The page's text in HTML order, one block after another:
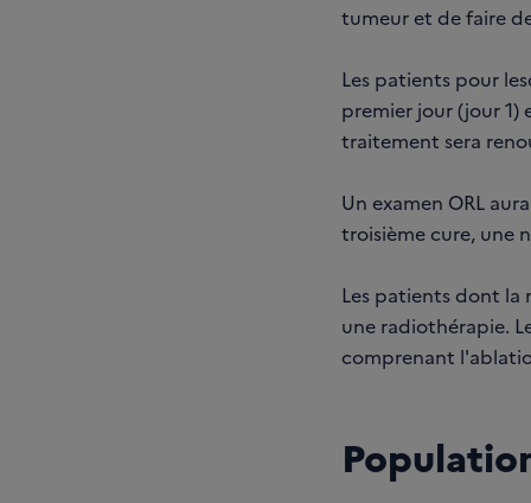
tumeur et de faire
Les patients pour
premier jour (jour 1)
traitement sera
Un examen ORL
troisième cure, une
Les patients dont la
une radiothérapie.
comprenant